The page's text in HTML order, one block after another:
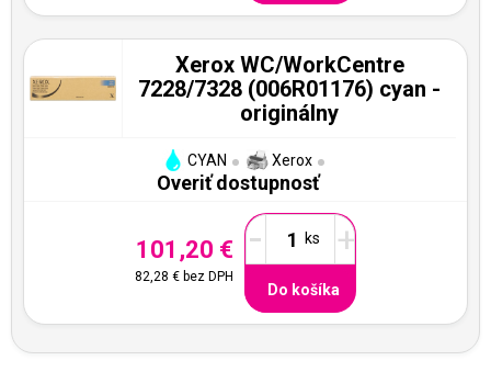
Xerox WC/WorkCentre
7228/7328 (006R01176) cyan -
originálny
CYAN Xerox
Overiť dostupnosť
101,20 €
82,28 € bez DPH
- +
Do košíka